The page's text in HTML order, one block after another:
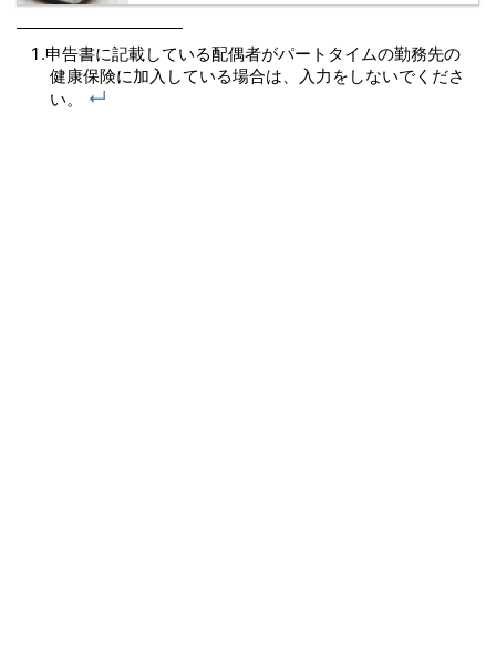
申告書に記載している配偶者がパートタイムの勤務先の
健康保険に加入している場合は、入力をしないでくださ
い。
↵